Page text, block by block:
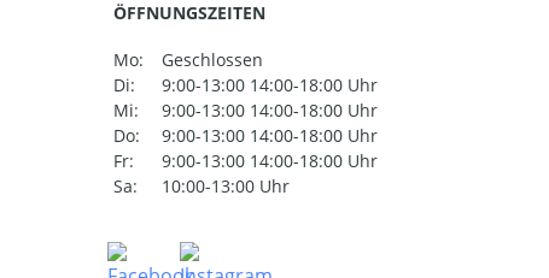
ÖFFNUNGSZEITEN
Mo:
Geschlossen
Di:
9:00-13:00 14:00-18:00 Uhr
Mi:
9:00-13:00 14:00-18:00 Uhr
Do:
9:00-13:00 14:00-18:00 Uhr
Fr:
9:00-13:00 14:00-18:00 Uhr
Sa:
10:00-13:00 Uhr